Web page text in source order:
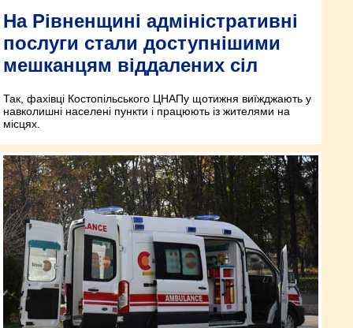
На Рівненщині адміністративні
послуги стали доступнішими
мешканцям віддалених сіл
Так, фахівці Костопільського ЦНАПу щотижня виїжджають у
навколишні населені пункти і працюють із жителями на
місцях.